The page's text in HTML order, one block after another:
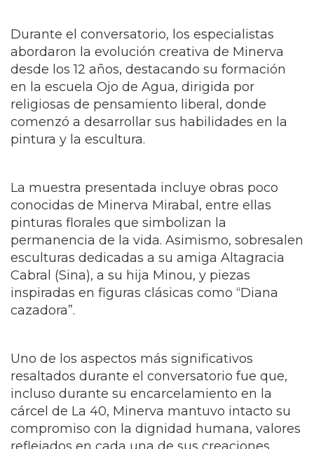
Durante el conversatorio, los especialistas
abordaron la evolución creativa de Minerva
desde los 12 años, destacando su formación
en la escuela Ojo de Agua, dirigida por
religiosas de pensamiento liberal, donde
comenzó a desarrollar sus habilidades en la
pintura y la escultura.
La muestra presentada incluye obras poco
conocidas de Minerva Mirabal, entre ellas
pinturas florales que simbolizan la
permanencia de la vida. Asimismo, sobresalen
esculturas dedicadas a su amiga Altagracia
Cabral (Sina), a su hija Minou, y piezas
inspiradas en figuras clásicas como “Diana
cazadora”.
Uno de los aspectos más significativos
resaltados durante el conversatorio fue que,
incluso durante su encarcelamiento en la
cárcel de La 40, Minerva mantuvo intacto su
compromiso con la dignidad humana, valores